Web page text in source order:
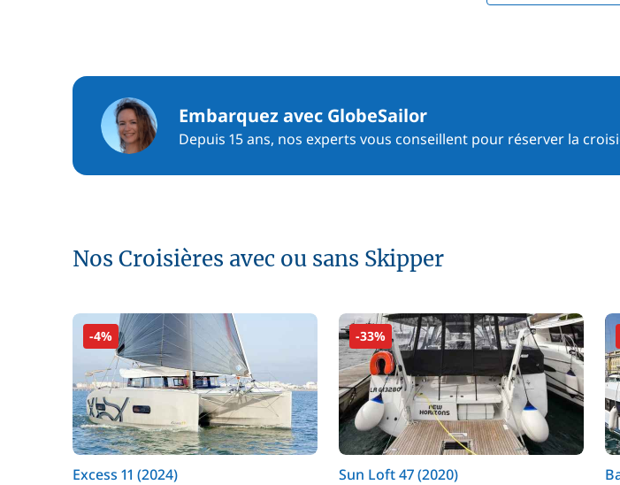
Embarquez avec GlobeSailor
Depuis 15 ans, nos experts vous conseillent pour réserver la
Nos Croisières avec ou sans Skipper
-4%
Excess 11 (2024)
-33%
Sun Loft 47 (2020)